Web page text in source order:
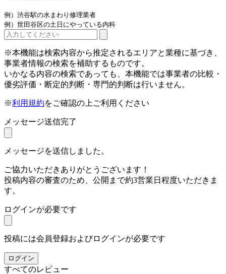
例）渋谷駅の水まわり修理業者
例）世田谷区の土日にやっている内科
※本機能は検索内容から推定されるエリアと業種に基づき、
事業者情報の検索を補助するものです。
いかなる内容の検索であっても、本機能では事業者の比較・
優劣評価・断定的判断・専門的判断は行いません。
※利用規約をご確認の上ご利用ください
メッセージ送信完了
メッセージを送信しました。
ご協力いただきありがとうございます！
投稿内容の審査のため、公開まで約3営業日程度いただきま
す。
ログインが必要です
投稿には会員登録およびログインが必要です
ログイン
すべてのレビュー